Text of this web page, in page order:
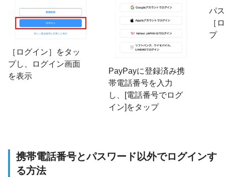
［ログイン］をタッ
プし、ログイン画面
を表示
PayPayに登録済み携
帯電話番号を入力
し、[電話番号でログ
イン]をタップ
パ
［
プ
携帯電話番号とパスワード以外でログインす
る方法